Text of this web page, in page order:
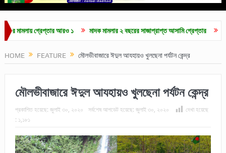
গ্রেপ্তার আরও ১ মাদক মামলার ২ বছরের সাজাপ্রাপ্ত আসামি গ্রেপ্তার
HOME FEATURE মৌলভীবাজারে ঈদুল আযহায়ও খুলছেনা পর্যটন কেন্দ্র
মৌলভীবাজারে ঈদুল আযহায়ও খুলছেনা পর্যটন কেন্দ্র
প্রকাশিত হয়েছে: জুলাই ৩০, ২০২০ সর্বশেষ আপডেট হয়েছে: জুলাই ৩০, ২০২০
দেখা হয়েছে
: ১,১৮১